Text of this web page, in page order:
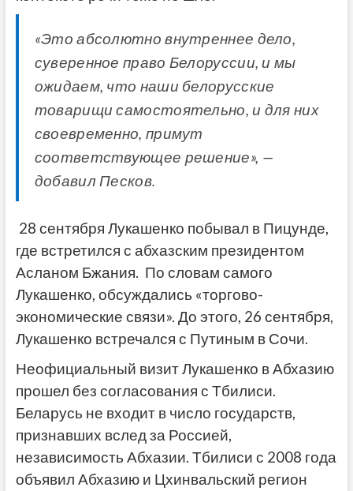
«Это абсолютно внутреннее дело,
суверенное право Белоруссии, и мы
ожидаем, что наши белорусские
товарищи самостоятельно, и для них
своевременно, примут
соответствующее решение», —
добавил Песков.
28 сентября Лукашенко побывал в Пицунде,
где встретился с абхазским президентом
Асланом Бжания. По словам самого
Лукашенко, обсуждались «торгово-
экономические связи». До этого, 26 сентября,
Лукашенко встречался с Путиным в Сочи.
Неофициальный визит Лукашенко в Абхазию
прошел без согласования с Тбилиси.
Беларусь не входит в число государств,
признавших вслед за Россией,
независимость Абхазии. Тбилиси с 2008 года
объявил Абхазию и Цхинвальский регион